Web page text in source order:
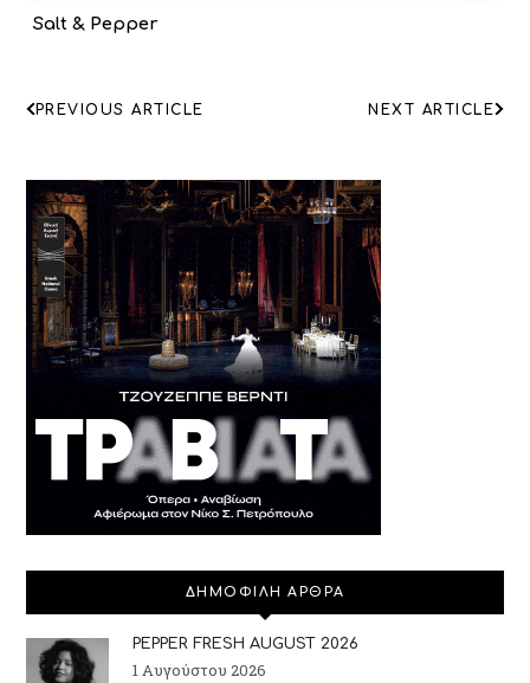
Salt & Pepper
ΠΛΟΗΓΗΣΗ
NEXT ARTICLE
PREVIOUS ARTICLE
ΔΗΜΟΦΙΛΗ ΑΡΘΡΑ
PEPPER FRESH AUGUST 2026
1 Αυγούστου 2026